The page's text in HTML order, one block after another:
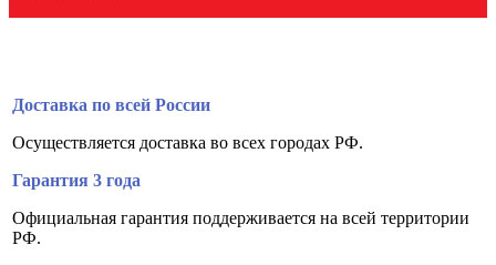
Доставка по всей России
Осуществляется доставка во всех городах РФ.
Гарантия 3 года
Официальная гарантия поддерживается на всей территории
РФ.